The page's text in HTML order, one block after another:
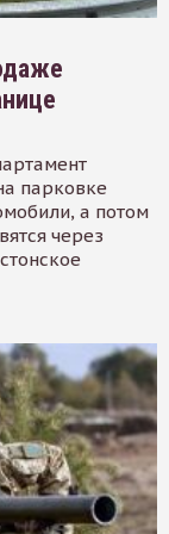
парковке
а потом
через